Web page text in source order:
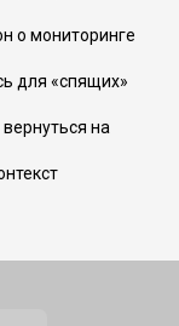
о мониторинге
для «спящих»
на